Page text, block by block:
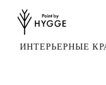
ИНТЕРЬЕРНЫЕ